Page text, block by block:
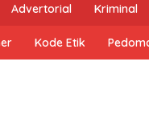
Advertorial Kriminal
Kode Etik